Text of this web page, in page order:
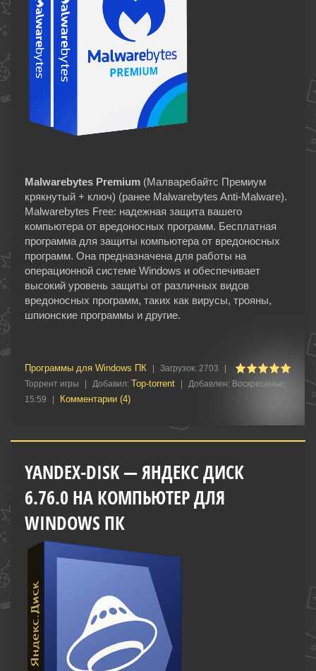
Malwarebytes Premium (Малваребайтс Премиум
крякнутый + ключ) (ранее Malwarebytes Anti-Malware).
Malwarebytes Free: надежная защита вашего
компьютера от вредоносных программ. Бесплатная
программа для защиты компьютера от вредоносных
программ. Она предназначена для работы на
операционной системе Windows и обеспечивает
высокий уровень защиты от различных видов
вредоносных программ, таких как вирусы, трояны,
шпионские программы и другие.
Программы для Windows ПК Загрузок: 2703
Торрент игры
Добавил: Top-torrent Добавлен: Воскресенье,
15:59
Комментарии (4)
YANDEX-DISK — ЯНДЕКС ДИСК
6.76.0 НА КОМПЬЮТЕР ДЛЯ
WINDOWS ПК